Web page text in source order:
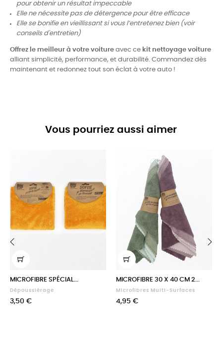
pour obtenir un résultat impeccable
Elle ne nécessite pas de détergence pour être efficace
Elle se bonifie en vieillissant si vous l’entretenez bien (voir
conseils d'entretien)
Offrez le meilleur à votre voiture avec ce kit nettoyage voiture
alliant simplicité, performance, et durabilité. Commandez dès
maintenant et redonnez tout son éclat à votre auto !
Vous pourriez aussi aimer
MICROFIBRE SPÉCIAL...
Dépoussiérage
Prix
3,50 €
MICROFIBRE 30 X 40 CM 2...
Microfibres Multi-Surfaces
Prix
4,95 €